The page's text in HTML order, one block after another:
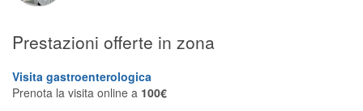
Prestazioni offerte in zona
Visita gastroenterologica
Prenota la visita online a 100€